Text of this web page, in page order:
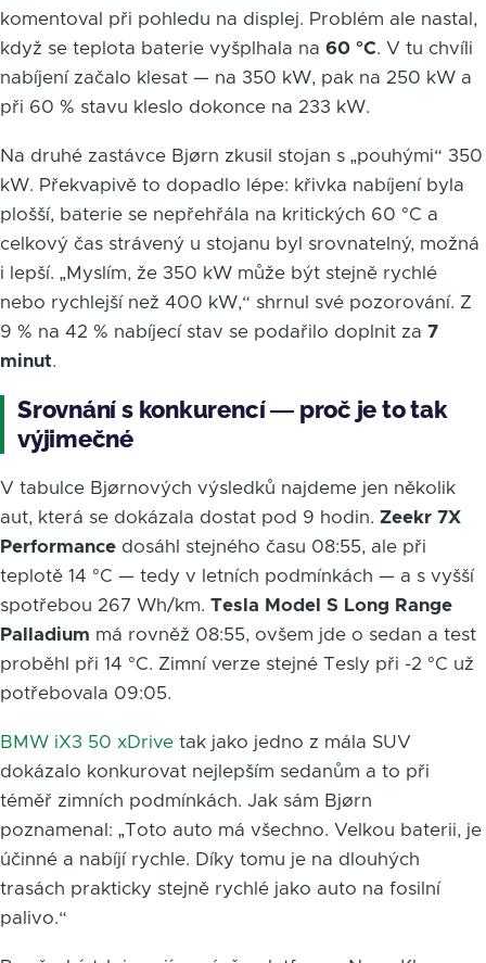
komentoval při pohledu na displej. Problém ale nastal,
když se teplota baterie vyšplhala na 60 °C. V tu chvíli
nabíjení začalo klesat — na 350 kW, pak na 250 kW a
při 60 % stavu kleslo dokonce na 233 kW.
Na druhé zastávce Bjørn zkusil stojan s „pouhými“ 350
kW. Překvapivě to dopadlo lépe: křivka nabíjení byla
plošší, baterie se nepřehřála na kritických 60 °C a
celkový čas strávený u stojanu byl srovnatelný, možná
i lepší. „Myslím, že 350 kW může být stejně rychlé
nebo rychlejší než 400 kW,“ shrnul své pozorování. Z
9 % na 42 % nabíjecí stav se podařilo doplnit za 7
minut.
Srovnání s konkurencí — proč je to tak
výjimečné
V tabulce Bjørnových výsledků najdeme jen několik
aut, která se dokázala dostat pod 9 hodin. Zeekr 7X
Performance dosáhl stejného času 08:55, ale při
teplotě 14 °C — tedy v letních podmínkách — a s vyšší
spotřebou 267 Wh/km. Tesla Model S Long Range
Palladium má rovněž 08:55, ovšem jde o sedan a test
proběhl při 14 °C. Zimní verze stejné Tesly při -2 °C už
potřebovala 09:05.
BMW iX3 50 xDrive tak jako jedno z mála SUV
dokázalo konkurovat nejlepším sedanům a to při
téměř zimních podmínkách. Jak sám Bjørn
poznamenal: „Toto auto má všechno. Velkou baterii, je
účinné a nabíjí rychle. Díky tomu je na dlouhých
trasách prakticky stejně rychlé jako auto na fosilní
palivo.“